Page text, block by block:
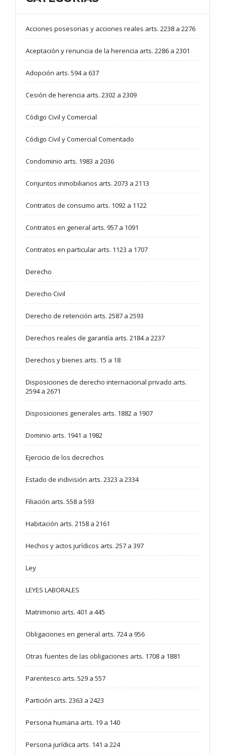
Acciones posesorias y acciones reales arts. 2238 a 2276
Aceptación y renuncia de la herencia arts. 2286 a 2301
Adopción arts. 594 a 637
Cesión de herencia arts. 2302 a 2309
Código Civil y Comercial
Código Civil y Comercial Comentado
Condominio arts. 1983 a 2036
Conjuntos inmobiliarios arts. 2073 a 2113
Contratos de consumo arts. 1092 a 1122
Contratos en general arts. 957 a 1091
Contratos en particular arts. 1123 a 1707
Derecho
Derecho Civil
Derecho de retención arts. 2587 a 2593
Derechos reales de garantía arts. 2184 a 2237
Derechos y bienes arts. 15 a 18
Disposiciones de derecho internacional privado arts.
2594 a 2671
Disposiciones generales arts. 1882 a 1907
Dominio arts. 1941 a 1982
Ejercicio de los decrechos
Estado de indivisión arts. 2323 a 2334
Filiación arts. 558 a 593
Habitación arts. 2158 a 2161
Hechos y actos jurídicos arts. 257 a 397
Ley
LEYES LABORALES
Matrimonio arts. 401 a 445
Obligaciones en general arts. 724 a 956
Otras fuentes de las obligaciones arts. 1708 a 1881
Parentesco arts. 529 a 557
Partición arts. 2363 a 2423
Persona humana arts. 19 a 140
Persona jurídica arts. 141 a 224